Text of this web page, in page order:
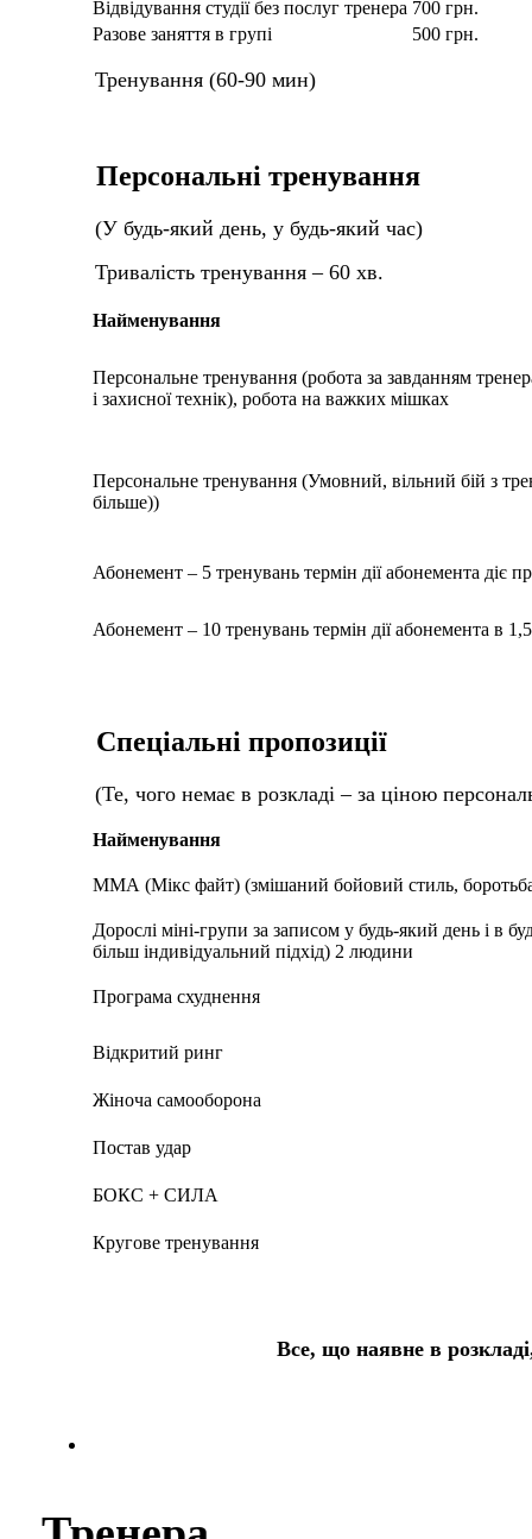
Відвідування студії без послуг тренера 700 грн.
Разове заняття в групі
500 грн.
Тренування (60-90 мин)
Персональні тренування
(У будь-який день, у будь-який час)
Тривалість тренування – 60 хв.
Найменування
Персональне тренування (робота за завданням
і захисної технік), робота на важких мішках
Персональне тренування (Умовний, вільний бій з
більше))
Абонемент – 5 тренувань термін дії абонемента діє
Абонемент – 10 тренувань термін дії абонемента в 1,5
Спеціальні пропозиції
(Те, чого немає в розкладі – за ціною
Найменування
ММА (Мікс файт) (змішаний бойовий стиль,
Дорослі міні-групи за записом у будь-який день і в
більш індивідуальний підхід) 2 людини
Програма схуднення
Відкритий ринг
Жіноча самооборона
Постав удар
БОКС + СИЛА
Кругове тренування
Все, що наявне в